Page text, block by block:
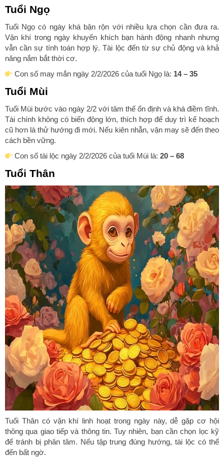
Tuổi Ngọ
Tuổi Ngọ có ngày khá bận rộn với nhiều lựa chọn cần đưa ra.
Vận khí trong ngày khuyến khích bạn hành động nhanh nhưng
vẫn cần sự tính toán hợp lý. Tài lộc đến từ sự chủ động và khả
năng nắm bắt thời cơ.
Con số may mắn ngày 2/2/2026 của tuổi Ngọ là: 14 – 35
Tuổi Mùi
Tuổi Mùi bước vào ngày 2/2 với tâm thế ổn định và khá điềm tĩnh.
Tài chính không có biến động lớn, thích hợp để duy trì kế hoạch
cũ hơn là thử hướng đi mới. Nếu kiên nhẫn, vận may sẽ đến theo
cách bền vững.
Con số tài lộc ngày 2/2/2026 của tuổi Mùi là: 20 – 68
Tuổi Thân
Tuổi Thân có vận khí linh hoạt trong ngày này, dễ gặp cơ hội
thông qua giao tiếp và thông tin. Tuy nhiên, bạn cần chọn lọc kỹ
để tránh bị phân tâm. Nếu tập trung đúng hướng, tài lộc có thể
đến bất ngờ.